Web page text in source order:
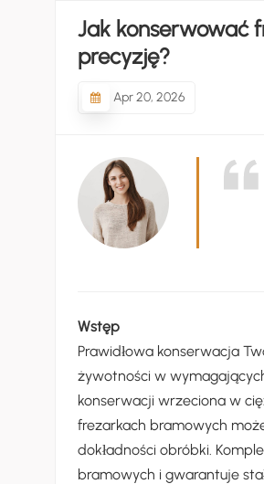
Jak konserwować
precyzję?
Apr 20, 2026
Wstęp
Prawidłowa konserwacja
żywotności w
konserwacji wrzeciona w
frezarkach bramowych
dokładności obróbki.
bramowych i gwarantuje